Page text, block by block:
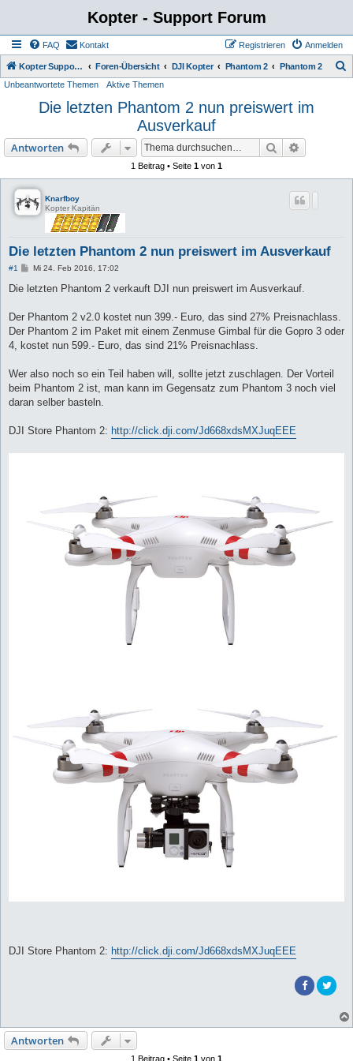
Kopter - Support Forum
FAQ Kontakt Anmelden
Registrieren
Kopter Support - von Anwendern für Anwender. Foren-Übersicht DJI Kopter Phantom 2 Phantom 2
Unbeantwortete Themen Aktive Themen
Die letzten Phantom 2 nun preiswert im
Ausverkauf
Antworten Suche
1 Beitrag • Seite 1 von 1
Knarfboy
Kopter Kapitän
Die letzten Phantom 2 nun preiswert im Ausverkauf
#1
B
i
a
Mi 24. Feb 2016, 17:02
Die letzten Phantom 2 verkauft DJI nun preiswert im Ausverkauf.
Der Phantom 2 v2.0 kostet nun 399.- Euro, das sind 27% Preisnachlass.
Der Phantom 2 im Paket mit einem Zenmuse Gimbal für die Gopro 3 oder
4, kostet nun 599.- Euro, das sind 21% Preisnachlass.
Wer also noch so ein Teil haben will, sollte jetzt zuschlagen. Der Vorteil
beim Phantom 2 ist, man kann im Gegensatz zum Phantom 3 noch viel
daran selber basteln.
DJI Store Phantom 2: http://click.dji.com/Jd668xdsMXJuqEEE
DJI Store Phantom 2: http://click.dji.com/Jd668xdsMXJuqEEE
Antworten
1 Beitrag • Seite 1 von 1